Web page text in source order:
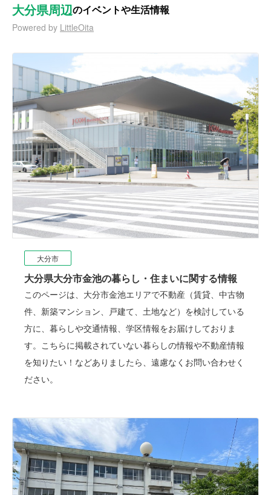
大分県周辺のイベントや生活情報
Powered by LittleOita
大分市
大分県大分市金池の暮らし・住まいに関する情報
このページは、大分市金池エリアで不動産（賃貸、中古物
件、新築マンション、戸建て、土地など）を検討している
方に、暮らしや交通情報、学区情報をお届けしておりま
す。こちらに掲載されていない暮らしの情報や不動産情報
を知りたい！などありましたら、遠慮なくお問い合わせく
ださい。